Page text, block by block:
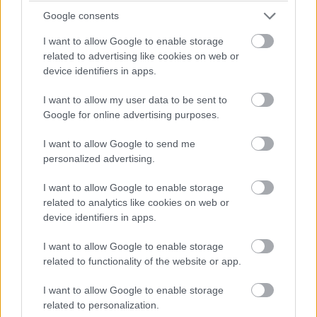
Google consents
I want to allow Google to enable storage
related to advertising like cookies on web or
device identifiers in apps.
I want to allow my user data to be sent to
Google for online advertising purposes.
I want to allow Google to send me
personalized advertising.
I want to allow Google to enable storage
related to analytics like cookies on web or
device identifiers in apps.
I want to allow Google to enable storage
related to functionality of the website or app.
I want to allow Google to enable storage
related to personalization.
Nem sokkal a frissítés kiadása után elkezdtek befutni a
dokumentumokat, fotókat, videókat és zenéket törölt a
gépekről. Vannak, akik arra panaszkodnak, hogy az Edge
böngésző használhatatlanná vált, másoknál pedig nem is
települ a frissítés. A legnagyobb gondot azonban a
fájltörlés okozza.
A Microsoft azt tanácsolja, hogy aki már manuálisan
letöltötte, de még nem telepítette a csomagot, az inkább
ne is tegye fel. Aki pedig már telepítette, és problémákat
tapasztal, az keresse fel a Microsoftot.